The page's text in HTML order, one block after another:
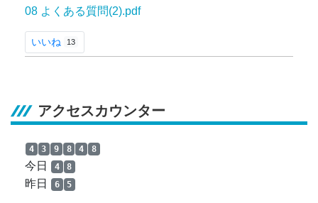
アクセスカウンター
4 3 9 8 4 8
今日 4 8
昨日 6 5
08 よくある質問(2).pdf
いいね 13